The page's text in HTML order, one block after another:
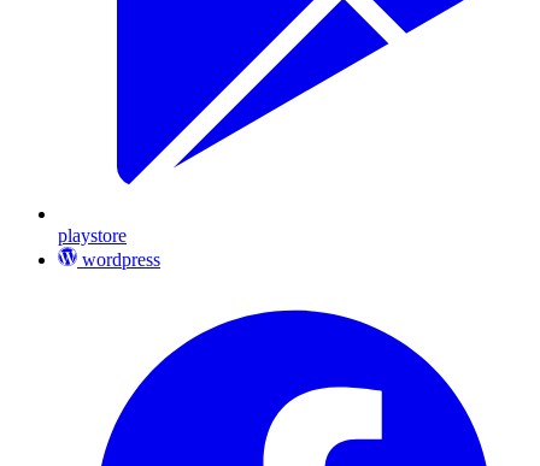
playstore
wordpress